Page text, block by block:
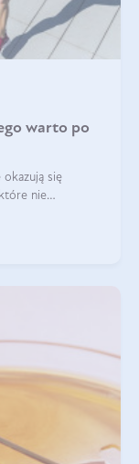
warto po
się
nie